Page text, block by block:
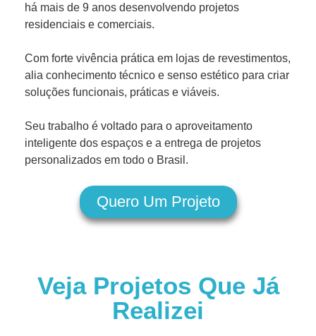
há mais de 9 anos desenvolvendo projetos
residenciais e comerciais.
Com forte vivência prática em lojas de revestimentos,
alia conhecimento técnico e senso estético para criar
soluções funcionais, práticas e viáveis.
Seu trabalho é voltado para o aproveitamento
inteligente dos espaços e a entrega de projetos
personalizados em todo o Brasil.
Quero Um Projeto
Veja Projetos Que Já
Realizei